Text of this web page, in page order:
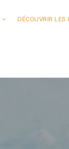
DÉCOUVRIR LES